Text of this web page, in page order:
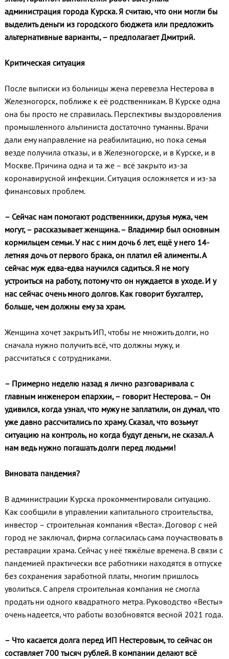
администрация города Курска. Я считаю, что они могли бы
выделить деньги из городского бюджета или предложить
альтернативные варианты, – предполагает Дмитрий.
Критическая ситуация
После выписки из больницы жена перевезла Нестерова в
Железногорск, поближе к её родственникам. В Курске одна
она бы просто не справилась. Перспективы выздоровления
промышленного альпиниста достаточно туманны. Врачи
дали ему направление на реабилитацию, но пока семья
везде получила отказы, и в Железногорске, и в Курске, и в
Москве. Причина одна и та же – всё закрыто из-за
коронавирусной инфекции. Ситуация осложняется и из-за
финансовых проблем.
– Сейчас нам помогают родственники, друзья мужа, чем
могут, – рассказывает женщина. – Владимир был основным
кормильцем семьи. У нас с ним дочь 6 лет, ещё у него 14-
летняя дочь от первого брака, он платил ей алименты. А
сейчас муж едва-едва научился садиться. Я не могу
устроиться на работу, потому что он нуждается в уходе. И у
нас сейчас очень много долгов. Как говорит бухгалтер,
больше, чем должны ему за храм.
Женщина хочет закрыть ИП, чтобы не множить долги, но
сначала нужно получить всё, что должны мужу, и
рассчитаться с сотрудниками.
– Примерно неделю назад я лично разговаривала с
главным инженером епархии, – говорит Нестерова. – Он
удивился, когда узнал, что мужу не заплатили, он думал, что
уже давно рассчитались по храму. Сказал, что возьмут
ситуацию на контроль, но когда будут деньги, не сказал. А
нам ведь нужно погашать долги перед людьми!
Виновата пандемия?
В администрации Курска прокомментировали ситуацию.
Как сообщили в управлении капитального строительства,
инвестор – строительная компания «Веста». Договор с ней
город не заключал, фирма согласилась сама поучаствовать в
реставрации храма. Сейчас у неё тяжёлые времена. В связи с
пандемией практически все работники находятся в отпуске
без сохранения заработной платы, многим пришлось
уволиться. С апреля строительная компания не смогла
продать ни одного квадратного метра. Руководство «Весты»
очень надеется, что работы возобновятся весной 2021 года.
– Что касается долга перед ИП Нестеровым, то сейчас он
составляет 700 тысяч рублей. В компании делают всё